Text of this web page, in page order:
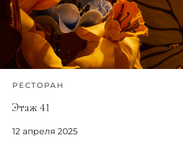
РЕСТОРАН
Этаж 41
12 апреля 2025